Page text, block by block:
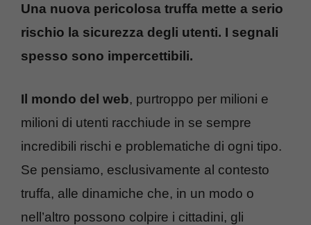
Una nuova pericolosa truffa mette a serio
rischio la sicurezza degli utenti. I segnali
spesso sono impercettibili.
Il mondo del web, purtroppo per milioni e
milioni di utenti racchiude in se sempre
incredibili rischi e problematiche di ogni tipo.
Se pensiamo, esclusivamente al contesto
truffa, alle dinamiche che, in un modo o
nell’altro possono colpire i cittadini, gli